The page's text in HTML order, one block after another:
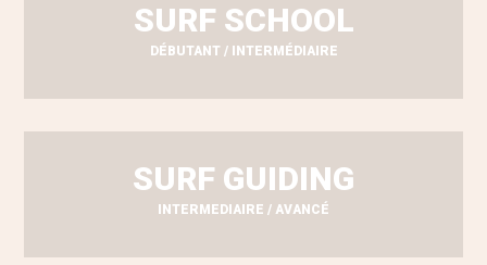
SURF SCHOOL
DÉBUTANT / INTERMÉDIAIRE
SURF GUIDING
INTERMEDIAIRE / AVANCÉ